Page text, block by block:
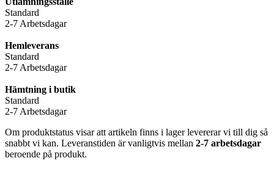
Standard
2-7 Arbetsdagar
Hemleverans
Standard
2-7 Arbetsdagar
Hämtning i butik
Standard
2-7 Arbetsdagar
Om produktstatus visar att artikeln finns i lager levererar vi till dig så
snabbt vi kan. Leveranstiden är vanligtvis mellan 2-7 arbetsdagar
beroende på produkt.